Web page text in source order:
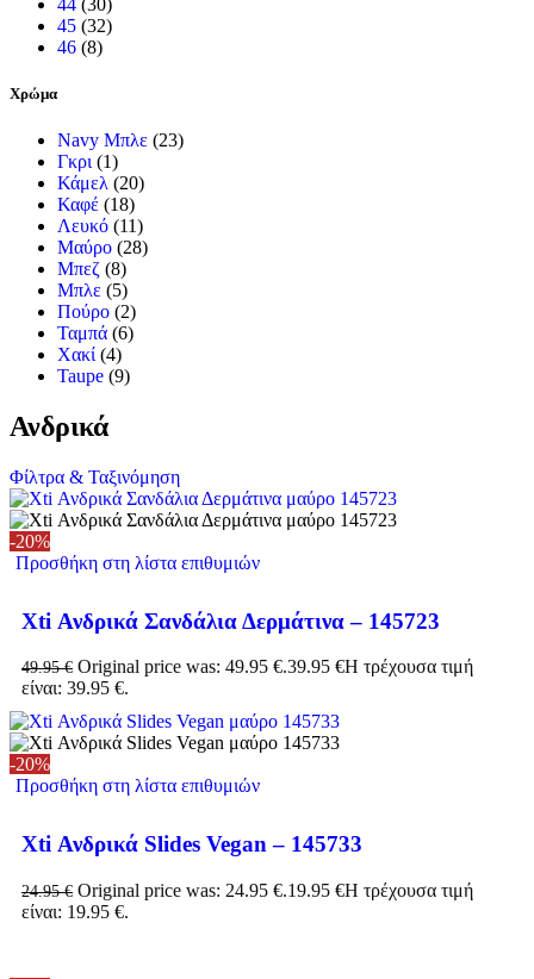
45 (32)
46 (8)
Χρώμα
Navy Μπλε (23)
Γκρι (1)
Κάμελ (20)
Καφέ (18)
Λευκό (11)
Μαύρο (28)
Μπεζ (8)
Μπλε (5)
Πούρο (2)
Ταμπά (6)
Χακί (4)
Taupe (9)
Ανδρικά
Φίλτρα & Ταξινόμηση
-20%
Προσθήκη στη λίστα επιθυμιών
Xti Ανδρικά Σανδάλια Δερμάτινα – 145723
49.95€ Original price was: 49.95 €.39.95 €Η τρέχουσα τιμή
είναι: 39.95 €.
-20%
Προσθήκη στη λίστα επιθυμιών
Xti Ανδρικά Slides Vegan – 145733
24.95€ Original price was: 24.95 €.19.95 €Η τρέχουσα τιμή
είναι: 19.95 €.